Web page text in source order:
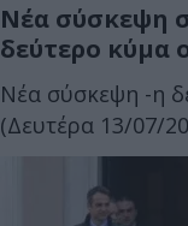
Νέα σύσκεψη
δεύτερο κύμα
Νέα σύσκεψη -η
(Δευτέρα 13/07/